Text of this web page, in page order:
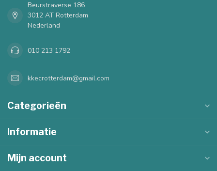
Beurstraverse 186
3012 AT Rotterdam
Nederland
010 213 1792
kkecrotterdam@gmail.com
Categorieën
Informatie
Mijn account